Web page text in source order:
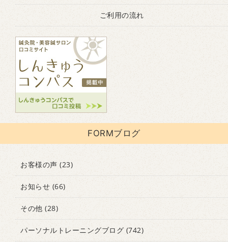
ご利用の流れ
FORMブログ
お客様の声 (23)
お知らせ (66)
その他 (28)
パーソナルトレーニングブログ (742)